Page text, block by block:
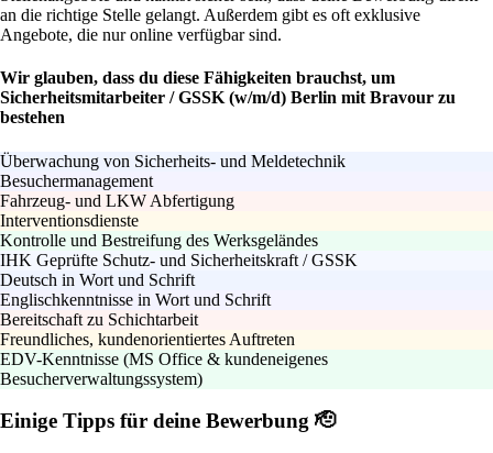
an die richtige Stelle gelangt. Außerdem gibt es oft exklusive
Angebote, die nur online verfügbar sind.
Wir glauben, dass du diese Fähigkeiten brauchst, um
Sicherheitsmitarbeiter / GSSK (w/m/d) Berlin mit Bravour zu
bestehen
Überwachung von Sicherheits- und Meldetechnik
Besuchermanagement
Fahrzeug- und LKW Abfertigung
Interventionsdienste
Kontrolle und Bestreifung des Werksgeländes
IHK Geprüfte Schutz- und Sicherheitskraft / GSSK
Deutsch in Wort und Schrift
Englischkenntnisse in Wort und Schrift
Bereitschaft zu Schichtarbeit
Freundliches, kundenorientiertes Auftreten
EDV-Kenntnisse (MS Office & kundeneigenes
Besucherverwaltungssystem)
Einige Tipps für deine Bewerbung 🫡